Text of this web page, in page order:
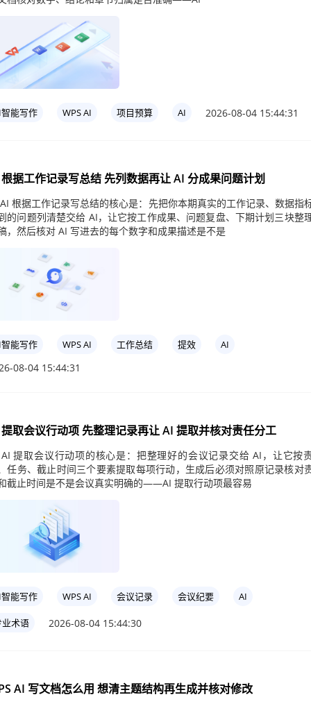
能写作 WPS AI 项目预算 AI 2026-08-04 15:44:31
据工作记录写总结 先列数据再让 AI 分成果问题计划
根据工作记录写总结的核心是：先把你本期真实的工作记录、数据指
的问题列清楚交给 AI，让它按工作成果、问题复盘、下期计划三块整
，然后核对 AI 写进去的每个数字和成果描述是不是
能写作 WPS AI 工作总结 提效 AI
08-04 15:44:31
取会议行动项 先整理记录再让 AI 提取并核对责任分工
提取会议行动项的核心是：把整理好的会议记录交给 AI，让它按
任务、截止时间三个要素提取每项行动，生成后必须对照原记录核对
截止时间是不是会议真实明确的——AI 提取行动项最容易
能写作 WPS AI 会议记录 会议纪要 AI
业术语 2026-08-04 15:44:30
AI 写文档怎么用 想清主题结构再生成并核对修改